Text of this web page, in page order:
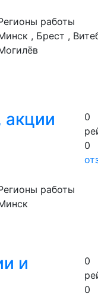
работы
, Брест ,
0
0
работы
и
0
0